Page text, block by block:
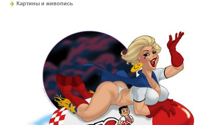
Картины и живопись